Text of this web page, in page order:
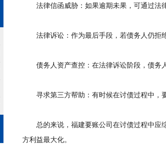
法律信函威胁：如果逾期未果，可通过法律
法律诉讼：作为最后手段，若债务人仍拒绝
债务人资产查控：在法律诉讼阶段，债务人
寻求第三方帮助：有时候在讨债过程中，要
总的来说，福建要账公司在讨债过程中应综
方利益最大化。